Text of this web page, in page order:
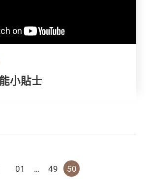
小貼士
一頁
01 … 49 50